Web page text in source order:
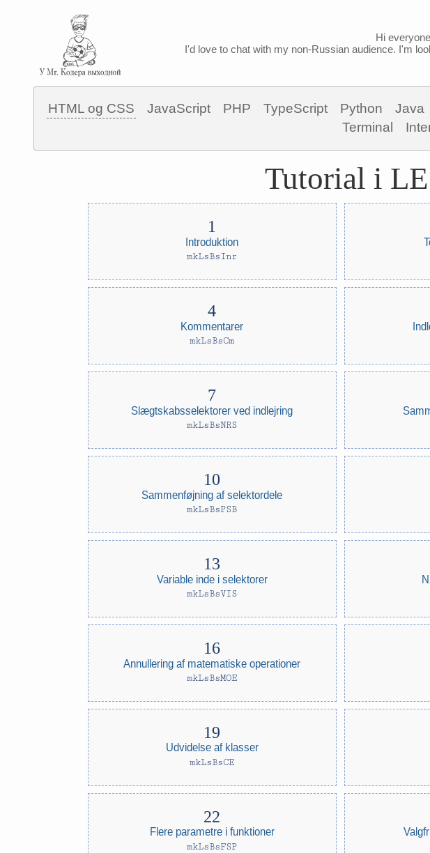
Hi
I'd love to chat with my non-Russian audience. I'm
HTML og CSS JavaScript PHP TypeScript Python Java
Terminal
Tutorial i
Introduktion
mkLsBsInr
Kommentarer
mkLsBsCm
Slægtskabsselektorer ved indlejring
mkLsBsNRS
Sammenføjning af selektordele
mkLsBsPSB
Variable inde i selektorer
mkLsBsVIS
Annullering af matematiske operationer
mkLsBsMOE
Udvidelse af klasser
mkLsBsCE
Flere parametre i funktioner
mkLsBsFSP